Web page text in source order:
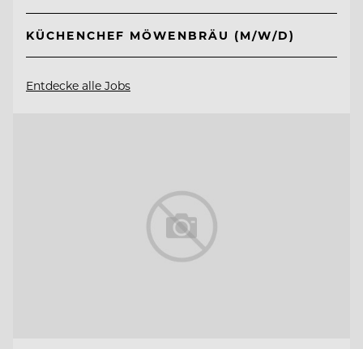
KÜCHENCHEF MÖWENBRÄU (M/W/D)
Entdecke alle Jobs